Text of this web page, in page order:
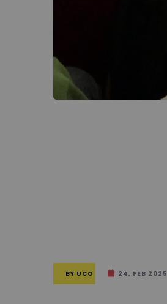
BY UCO 24, FEB 2025